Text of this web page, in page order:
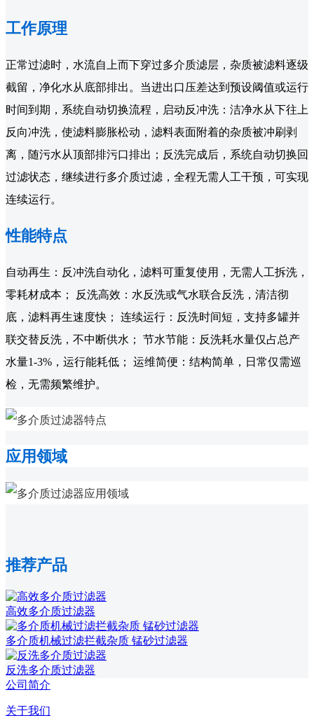
工作原理
正常过滤时，水流自上而下穿过多介质滤层，杂质被滤料逐级
截留，净化水从底部排出。当进出口压差达到预设阈值或运行
时间到期，系统自动切换流程，启动反冲洗：洁净水从下往上
反向冲洗，使滤料膨胀松动，滤料表面附着的杂质被冲刷剥
离，随污水从顶部排污口排出；反洗完成后，系统自动切换回
过滤状态，继续进行多介质过滤，全程无需人工干预，可实现
连续运行。
性能特点
自动再生：反冲洗自动化，滤料可重复使用，无需人工拆洗，
零耗材成本； 反洗高效：水反洗或气水联合反洗，清洁彻
底，滤料再生速度快； 连续运行：反洗时间短，支持多罐并
联交替反洗，不中断供水； 节水节能：反洗耗水量仅占总产
水量1-3%，运行能耗低； 运维简便：结构简单，日常仅需巡
检，无需频繁维护。
应用领域
推荐产品
高效多介质过滤器
多介质机械过滤拦截杂质 锰砂过滤器
反洗多介质过滤器
公司简介
关于我们